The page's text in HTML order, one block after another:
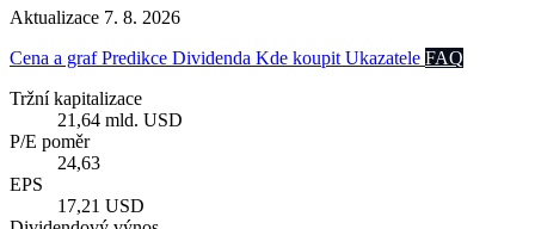
Aktualizace 7. 8. 2026
Cena a grafPredikce Dividenda Kde koupit Ukazatele FAQ
Tržní kapitalizace
21,64 mld. USD
P/E poměr
24,63
EPS
17,21 USD